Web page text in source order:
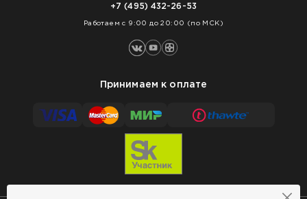
+7 (495) 432-26-53
Работаем с 9:00 до 20:00 (по МСК)
Принимаем к оплате